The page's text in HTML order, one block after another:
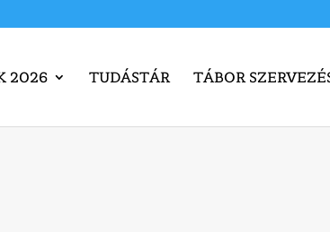
2026 TUDÁSTÁR TÁBOR